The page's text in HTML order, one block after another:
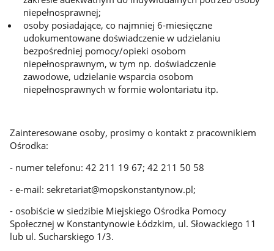
niepełnosprawnej;
osoby posiadające, co najmniej 6-miesięczne
udokumentowane doświadczenie w udzielaniu
bezpośredniej pomocy/opieki osobom
niepełnosprawnym, w tym np. doświadczenie
zawodowe, udzielanie wsparcia osobom
niepełnosprawnych w formie wolontariatu itp.
Zainteresowane osoby, prosimy o kontakt z pracownikiem
Ośrodka:
- numer telefonu: 42 211 19 67; 42 211 50 58
- e-mail: sekretariat@mopskonstantynow.pl;
- osobiście w siedzibie Miejskiego Ośrodka Pomocy
Społecznej w Konstantynowie Łódzkim, ul. Słowackiego 11
lub ul. Sucharskiego 1/3.